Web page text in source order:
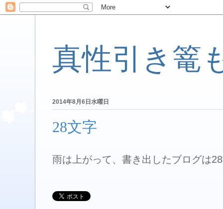
真性引き篭
2014年8月6日水曜日
28文字
雨は上がって、書き出したブログは